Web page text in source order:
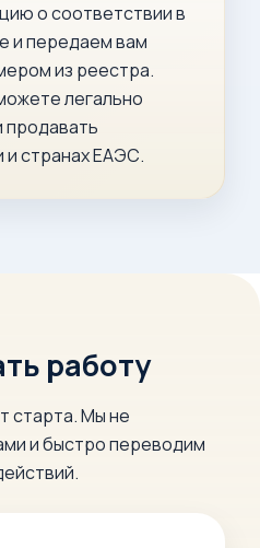
о соответствии в
и передаем вам
из реестра.
легально
продавать
и странах ЕАЭС.
работу
старта. Мы не
и быстро переводим